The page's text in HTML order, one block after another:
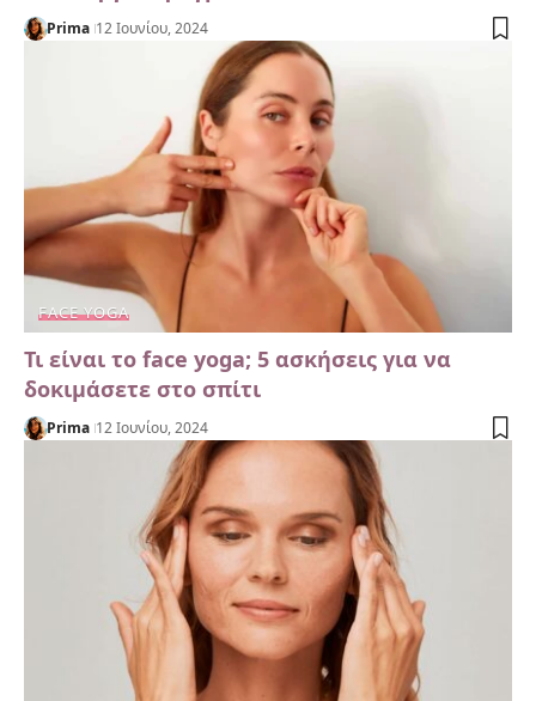
Prima 12 Ιουνίου, 2024
FACE YOGA
Τι είναι το face yoga; 5 ασκήσεις για να
δοκιμάσετε στο σπίτι
Prima 12 Ιουνίου, 2024